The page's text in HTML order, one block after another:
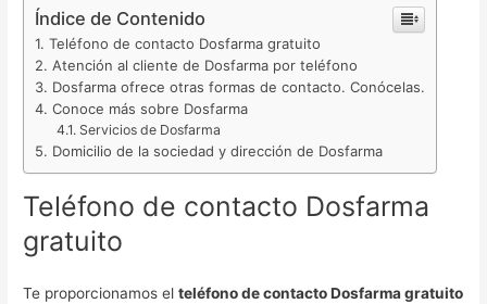
Índice de Contenido
Teléfono de contacto Dosfarma gratuito
Atención al cliente de Dosfarma por teléfono
Dosfarma ofrece otras formas de contacto. Conócelas.
Conoce más sobre Dosfarma
Servicios de Dosfarma
Domicilio de la sociedad y dirección de Dosfarma
Teléfono de contacto Dosfarma
gratuito
Te proporcionamos elteléfono de contacto Dosfarma gratuito